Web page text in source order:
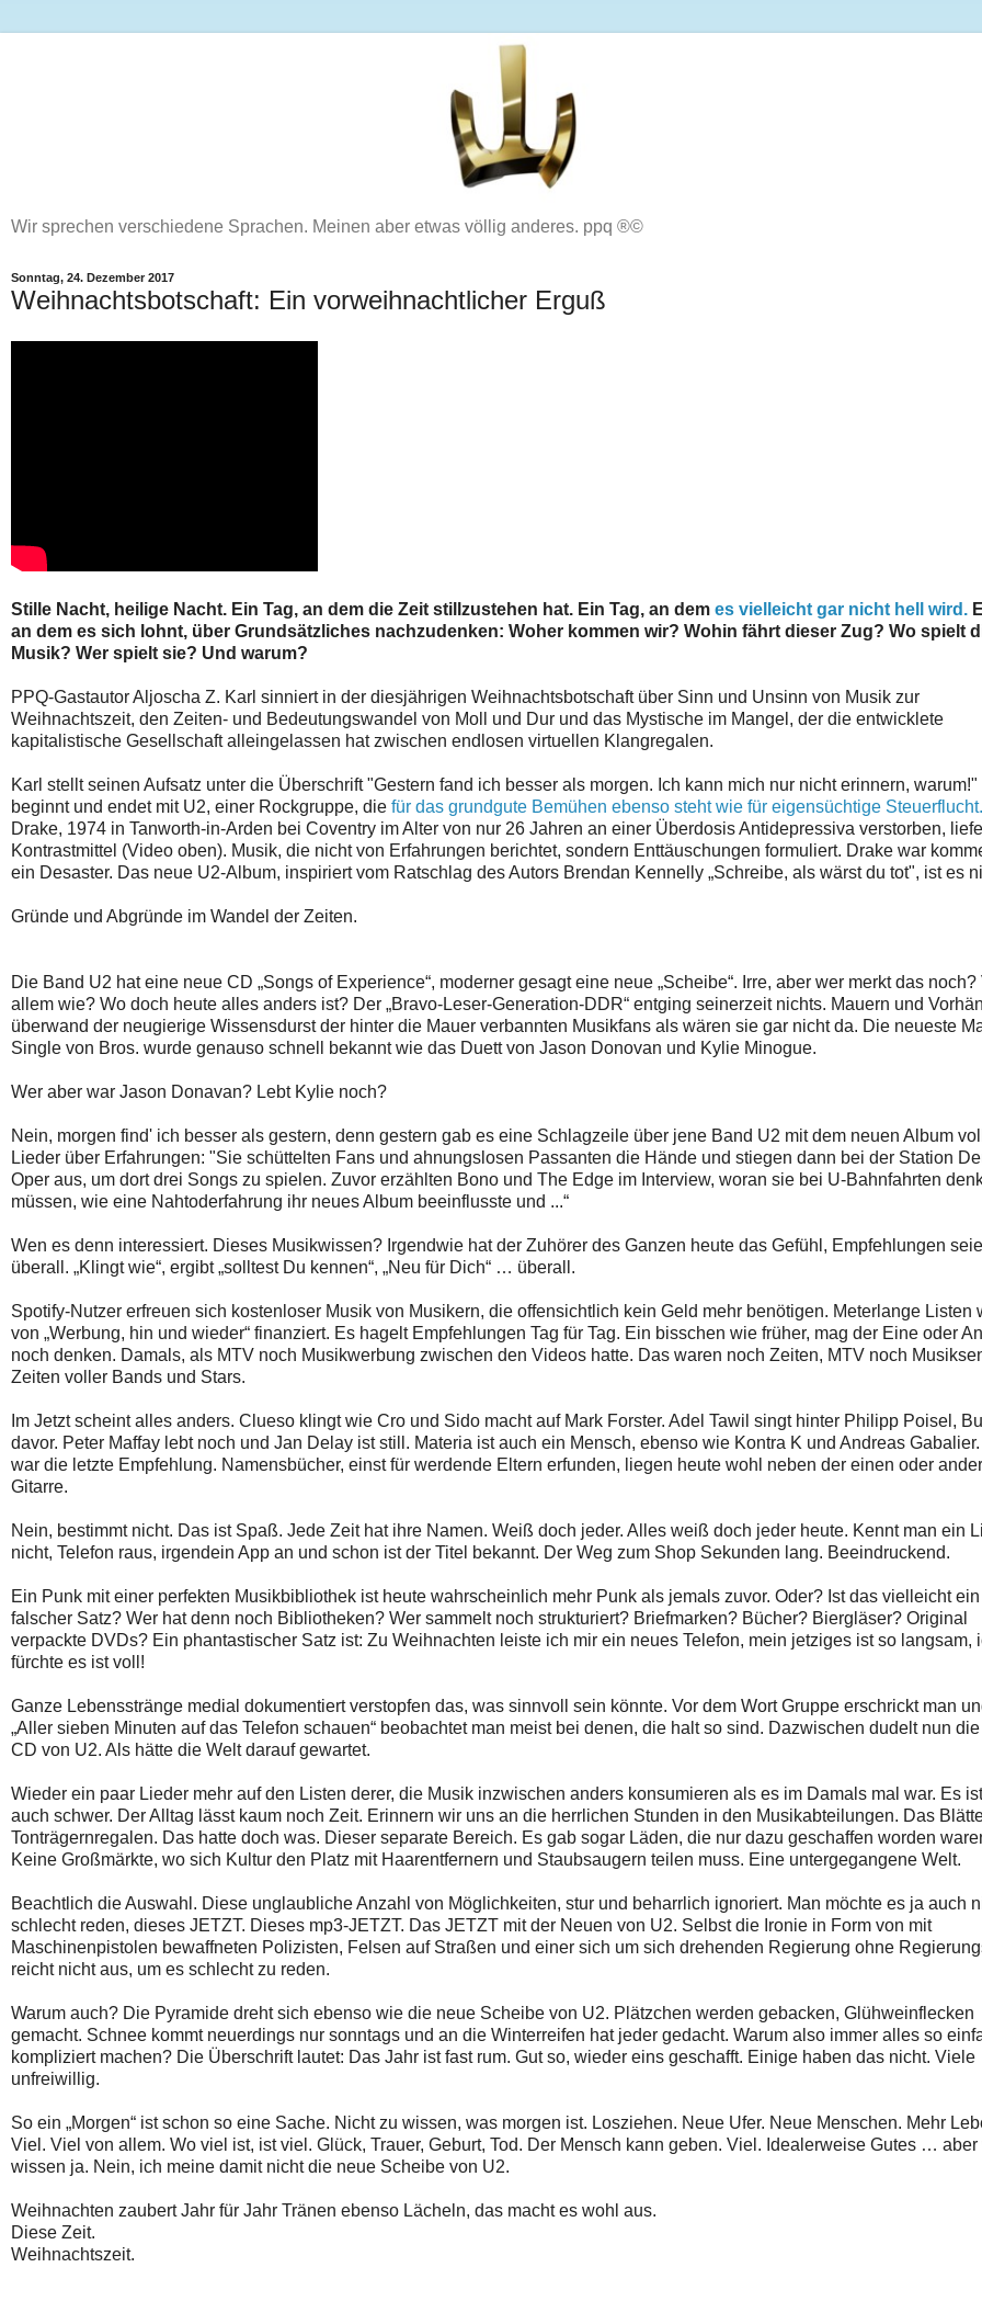
Wir sprechen verschiedene Sprachen. Meinen aber etwas völlig anderes. ppq ®©
Sonntag, 24. Dezember 2017
Weihnachtsbotschaft: Ein vorweihnachtlicher Erguß
Stille Nacht, heilige Nacht. Ein Tag, an dem die Zeit stillzustehen hat. Ein Tag, an dem es vielleicht gar nicht hell wird.
an dem es sich lohnt, über Grundsätzliches nachzudenken: Woher kommen wir? Wohin fährt dieser Zug? Wo spielt
Musik? Wer spielt sie? Und warum?
PPQ-Gastautor Aljoscha Z. Karl sinniert in der diesjährigen Weihnachtsbotschaft über Sinn und Unsinn von Musik zur
Weihnachtszeit, den Zeiten- und Bedeutungswandel von Moll und Dur und das Mystische im Mangel, der die entwicklete
kapitalistische Gesellschaft alleingelassen hat zwischen endlosen virtuellen Klangregalen.
Karl stellt seinen Aufsatz unter die Überschrift "Gestern fand ich besser als morgen. Ich kann mich nur nicht erinnern, warum!"
beginnt und endet mit U2, einer Rockgruppe, die für das grundgute Bemühen ebenso steht wie für eigensüchtige Steuerflucht.
Drake, 1974 in Tanworth-in-Arden bei Coventry im Alter von nur 26 Jahren an einer Überdosis Antidepressiva verstorben,
Kontrastmittel (Video oben). Musik, die nicht von Erfahrungen berichtet, sondern Enttäuschungen formuliert. Drake war
ein Desaster. Das neue U2-Album, inspiriert vom Ratschlag des Autors Brendan Kennelly „Schreibe, als wärst du tot", ist es
Gründe und Abgründe im Wandel der Zeiten.
Die Band U2 hat eine neue CD „Songs of Experience“, moderner gesagt eine neue „Scheibe“. Irre, aber wer merkt das noch?
allem wie? Wo doch heute alles anders ist? Der „Bravo-Leser-Generation-DDR“ entging seinerzeit nichts. Mauern und
überwand der neugierige Wissensdurst der hinter die Mauer verbannten Musikfans als wären sie gar nicht da. Die neueste
Single von Bros. wurde genauso schnell bekannt wie das Duett von Jason Donovan und Kylie Minogue.
Wer aber war Jason Donavan? Lebt Kylie noch?
Nein, morgen find' ich besser als gestern, denn gestern gab es eine Schlagzeile über jene Band U2 mit dem neuen Album
Lieder über Erfahrungen: "Sie schüttelten Fans und ahnungslosen Passanten die Hände und stiegen dann bei der Station
Oper aus, um dort drei Songs zu spielen. Zuvor erzählten Bono und The Edge im Interview, woran sie bei U-Bahnfahrten
müssen, wie eine Nahtoderfahrung ihr neues Album beeinflusste und ...“
Wen es denn interessiert. Dieses Musikwissen? Irgendwie hat der Zuhörer des Ganzen heute das Gefühl, Empfehlungen
überall. „Klingt wie“, ergibt „solltest Du kennen“, „Neu für Dich“ … überall.
Spotify-Nutzer erfreuen sich kostenloser Musik von Musikern, die offensichtlich kein Geld mehr benötigen. Meterlange Listen
von „Werbung, hin und wieder“ finanziert. Es hagelt Empfehlungen Tag für Tag. Ein bisschen wie früher, mag der Eine oder
noch denken. Damals, als MTV noch Musikwerbung zwischen den Videos hatte. Das waren noch Zeiten, MTV noch
Zeiten voller Bands und Stars.
Im Jetzt scheint alles anders. Clueso klingt wie Cro und Sido macht auf Mark Forster. Adel Tawil singt hinter Philipp Poisel,
davor. Peter Maffay lebt noch und Jan Delay ist still. Materia ist auch ein Mensch, ebenso wie Kontra K und Andreas
war die letzte Empfehlung. Namensbücher, einst für werdende Eltern erfunden, liegen heute wohl neben der einen oder
Gitarre.
Nein, bestimmt nicht. Das ist Spaß. Jede Zeit hat ihre Namen. Weiß doch jeder. Alles weiß doch jeder heute. Kennt man ein
nicht, Telefon raus, irgendein App an und schon ist der Titel bekannt. Der Weg zum Shop Sekunden lang. Beeindruckend.
Ein Punk mit einer perfekten Musikbibliothek ist heute wahrscheinlich mehr Punk als jemals zuvor. Oder? Ist das vielleicht ein
falscher Satz? Wer hat denn noch Bibliotheken? Wer sammelt noch strukturiert? Briefmarken? Bücher? Biergläser? Original
verpackte DVDs? Ein phantastischer Satz ist: Zu Weihnachten leiste ich mir ein neues Telefon, mein jetziges ist so langsam,
fürchte es ist voll!
Ganze Lebensstränge medial dokumentiert verstopfen das, was sinnvoll sein könnte. Vor dem Wort Gruppe erschrickt man
„Aller sieben Minuten auf das Telefon schauen“ beobachtet man meist bei denen, die halt so sind. Dazwischen dudelt nun
CD von U2. Als hätte die Welt darauf gewartet.
Wieder ein paar Lieder mehr auf den Listen derer, die Musik inzwischen anders konsumieren als es im Damals mal war. Es
auch schwer. Der Alltag lässt kaum noch Zeit. Erinnern wir uns an die herrlichen Stunden in den Musikabteilungen. Das
Tonträgernregalen. Das hatte doch was. Dieser separate Bereich. Es gab sogar Läden, die nur dazu geschaffen worden
Keine Großmärkte, wo sich Kultur den Platz mit Haarentfernern und Staubsaugern teilen muss. Eine untergegangene Welt.
Beachtlich die Auswahl. Diese unglaubliche Anzahl von Möglichkeiten, stur und beharrlich ignoriert. Man möchte es ja auch
schlecht reden, dieses JETZT. Dieses mp3-JETZT. Das JETZT mit der Neuen von U2. Selbst die Ironie in Form von mit
Maschinenpistolen bewaffneten Polizisten, Felsen auf Straßen und einer sich um sich drehenden Regierung ohne
reicht nicht aus, um es schlecht zu reden.
Warum auch? Die Pyramide dreht sich ebenso wie die neue Scheibe von U2. Plätzchen werden gebacken, Glühweinflecken
gemacht. Schnee kommt neuerdings nur sonntags und an die Winterreifen hat jeder gedacht. Warum also immer alles so
kompliziert machen? Die Überschrift lautet: Das Jahr ist fast rum. Gut so, wieder eins geschafft. Einige haben das nicht. Viele
unfreiwillig.
So ein „Morgen“ ist schon so eine Sache. Nicht zu wissen, was morgen ist. Losziehen. Neue Ufer. Neue Menschen. Mehr
Viel. Viel von allem. Wo viel ist, ist viel. Glück, Trauer, Geburt, Tod. Der Mensch kann geben. Viel. Idealerweise Gutes … aber
wissen ja. Nein, ich meine damit nicht die neue Scheibe von U2.
Weihnachten zaubert Jahr für Jahr Tränen ebenso Lächeln, das macht es wohl aus.
Diese Zeit.
Weihnachtszeit.